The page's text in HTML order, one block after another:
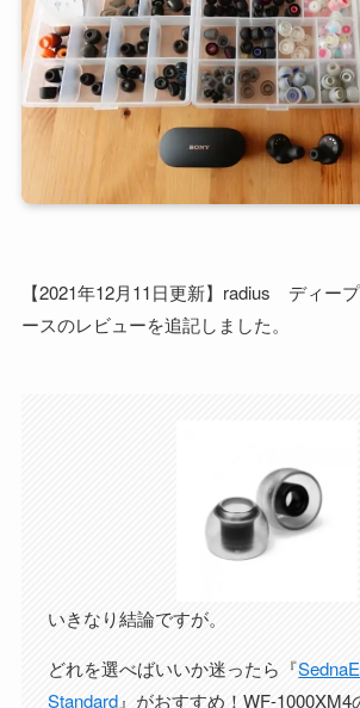
【2021年12月11日更新】radius ディー
ースのレビューを追記しました。
いきなり結論ですが。
どれを選べばいいか迷ったら『
Standard』がおすすめ！WF-1000XM4